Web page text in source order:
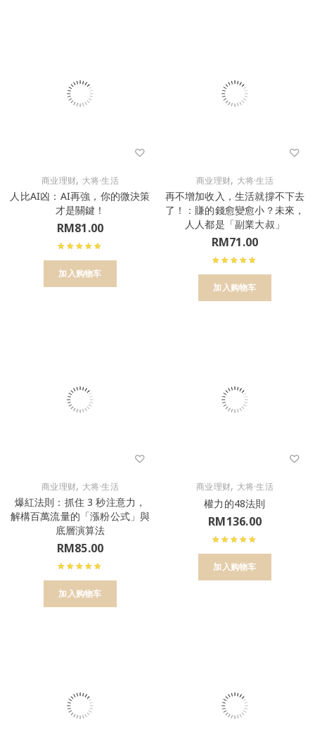
商业理财, 大将·生活
人比AI凶：AI再強，你的微決策
才是關鍵！
RM81.00
加入购物车
商业理财, 大将·生活
再不增加收入，生活就撐不下去
了！：賺的錢愈變愈小？未來，
人人都是「副業大叔」
RM71.00
加入购物车
商业理财, 大将·生活
爆紅法則：抓住 3 秒注意力，
解構百萬流量的「漲粉公式」與
底層演算法
RM85.00
加入购物车
商业理财, 大将·生活
權力的48法則
RM136.00
加入购物车